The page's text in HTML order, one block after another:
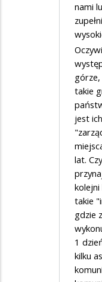
nami
takie
jest
lat.
kolejni
takie
gdzie
1
kilku